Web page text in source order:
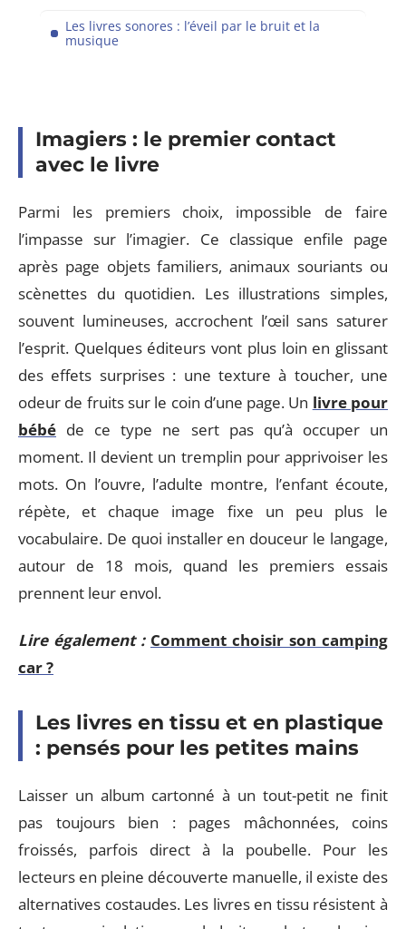
Les livres sonores : l’éveil par le bruit et la
musique
Imagiers : le premier contact
avec le livre
Parmi les premiers choix, impossible de faire
l’impasse sur l’imagier. Ce classique enfile page
après page objets familiers, animaux souriants ou
scènettes du quotidien. Les illustrations simples,
souvent lumineuses, accrochent l’œil sans saturer
l’esprit. Quelques éditeurs vont plus loin en glissant
des effets surprises : une texture à toucher, une
odeur de fruits sur le coin d’une page. Un livre pour
bébé de ce type ne sert pas qu’à occuper un
moment. Il devient un tremplin pour apprivoiser les
mots. On l’ouvre, l’adulte montre, l’enfant écoute,
répète, et chaque image fixe un peu plus le
vocabulaire. De quoi installer en douceur le langage,
autour de 18 mois, quand les premiers essais
prennent leur envol.
Lire également : Comment choisir son camping
car ?
Les livres en tissu et en plastique
: pensés pour les petites mains
Laisser un album cartonné à un tout-petit ne finit
pas toujours bien : pages mâchonnées, coins
froissés, parfois direct à la poubelle. Pour les
lecteurs en pleine découverte manuelle, il existe des
alternatives costaudes. Les livres en tissu résistent à